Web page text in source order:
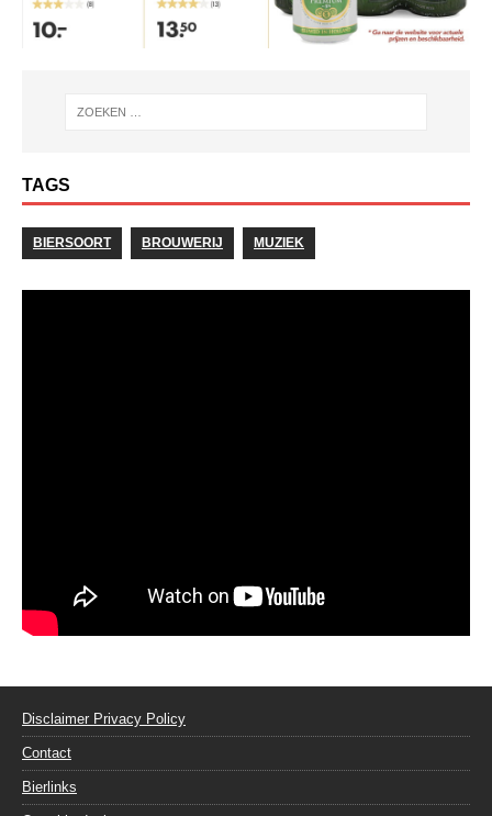
TAGS
BIERSOORT BROUWERIJ MUZIEK
Disclaimer Privacy Policy
Contact
Bierlinks